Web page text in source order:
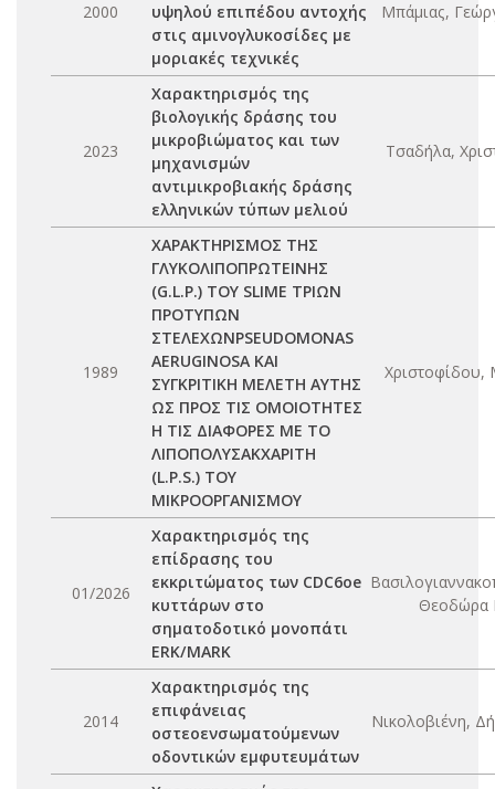
2000
υψηλού επιπέδου αντοχής
στις αμινογλυκοσίδες με
μοριακές τεχνικές
Μπάμιας,
2023
Χαρακτηρισμός της
βιολογικής δράσης του
μικροβιώματος και των
μηχανισμών
αντιμικροβιακής δράσης
ελληνικών τύπων μελιού
Τσαδήλα,
1989
ΧΑΡΑΚΤΗΡΙΣΜΟΣ ΤΗΣ
ΓΛΥΚΟΛΙΠΟΠΡΩΤΕΙΝΗΣ
(G.L.P.) ΤΟΥ SLIME ΤΡΙΩΝ
ΠΡΟΤΥΠΩΝ
ΣΤΕΛΕΧΩΝPSEUDOMONAS
AERUGINOSA ΚΑΙ
ΣΥΓΚΡΙΤΙΚΗ ΜΕΛΕΤΗ ΑΥΤΗΣ
ΩΣ ΠΡΟΣ ΤΙΣ ΟΜΟΙΟΤΗΤΕΣ
Η ΤΙΣ ΔΙΑΦΟΡΕΣ ΜΕ ΤΟ
ΛΙΠΟΠΟΛΥΣΑΚΧΑΡΙΤΗ
(L.P.S.) ΤΟΥ
ΜΙΚΡΟΟΡΓΑΝΙΣΜΟΥ
Χριστοφίδου,
01/2026
Χαρακτηρισμός της
επίδρασης του
εκκριτώματος των CDC6oe
κυττάρων στο
σηματοδοτικό μονοπάτι
ERK/MARK
Θεοδώρα
2014
Χαρακτηρισμός της
επιφάνειας
οστεοενσωματούμενων
οδοντικών εμφυτευμάτων
Νικολοβιένη,